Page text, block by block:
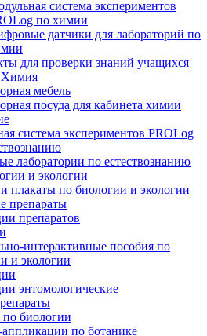
система экспериментов
по химии
датчики для лабораторий по
для проверки знаний учащихся
мебель
посуда для кабинета химии
система экспериментов PROLog
лаборатории по естествознанию
и экологии
плакаты по биологии и экологии
препараты
препаратов
интерактивные пособия по
и экологии
энтомологические
биологии
по ботанике